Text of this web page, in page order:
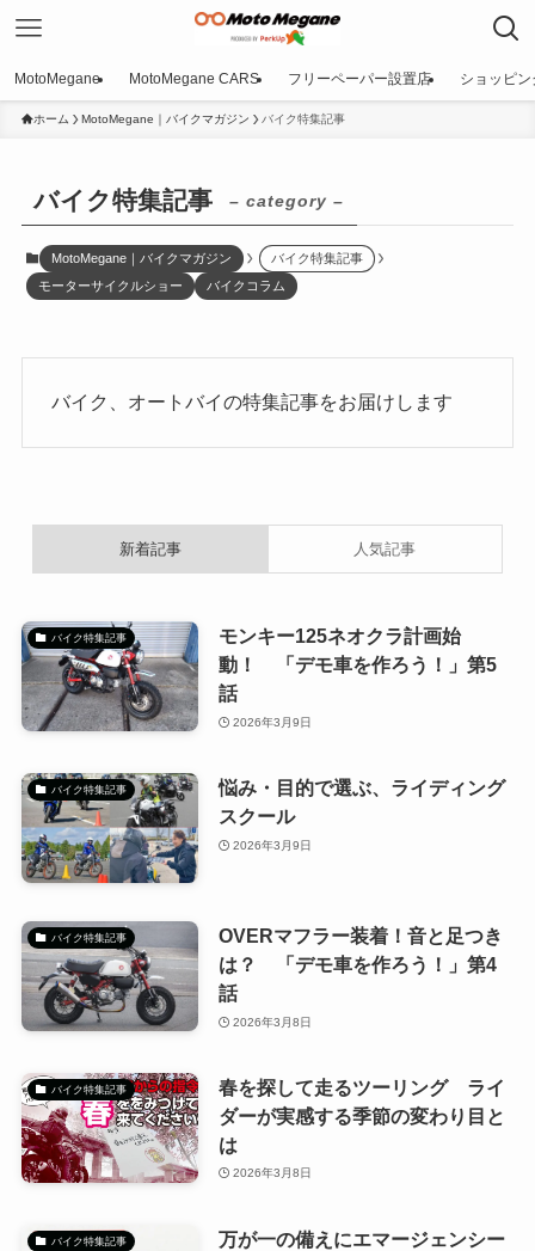
MotoMegane MotoMegane CARS フリーペーパー設置店 ショッピン
ホーム MotoMegane｜バイクマガジン バイク特集記事
バイク特集記事 – category –
MotoMegane｜バイクマガジン
バイク特集記事
モーターサイクルショー
バイクコラム
バイク、オートバイの特集記事をお届けします
新着記事 人気記事
バイク特集記事
モンキー125ネオクラ計画始
動！ 「デモ車を作ろう！」第5
話
2026年3月9日
バイク特集記事
悩み・目的で選ぶ、ライディング
スクール
2026年3月9日
バイク特集記事
OVERマフラー装着！音と足つき
は？ 「デモ車を作ろう！」第4
話
2026年3月8日
バイク特集記事
春を探して走るツーリング ライ
ダーが実感する季節の変わり目と
は
2026年3月8日
バイク特集記事
万が一の備えにエマージェンシー